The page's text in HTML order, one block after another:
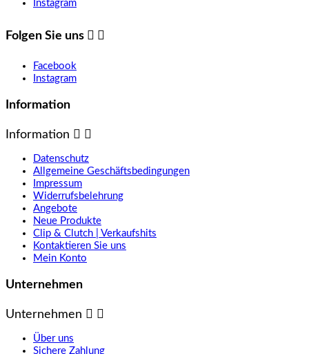
Instagram
Folgen Sie uns  
Facebook
Instagram
Information
Information  
Datenschutz
Allgemeine Geschäftsbedingungen
Impressum
Widerrufsbelehrung
Angebote
Neue Produkte
Clip & Clutch | Verkaufshits
Kontaktieren Sie uns
Mein Konto
Unternehmen
Unternehmen  
Über uns
Sichere Zahlung